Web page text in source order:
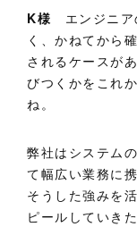
K様 エンジニア
く、かねてから
されるケースが
びつくかをこれ
ね。
弊社はシステム
て幅広い業務に
そうした強みを
ピールしていきた